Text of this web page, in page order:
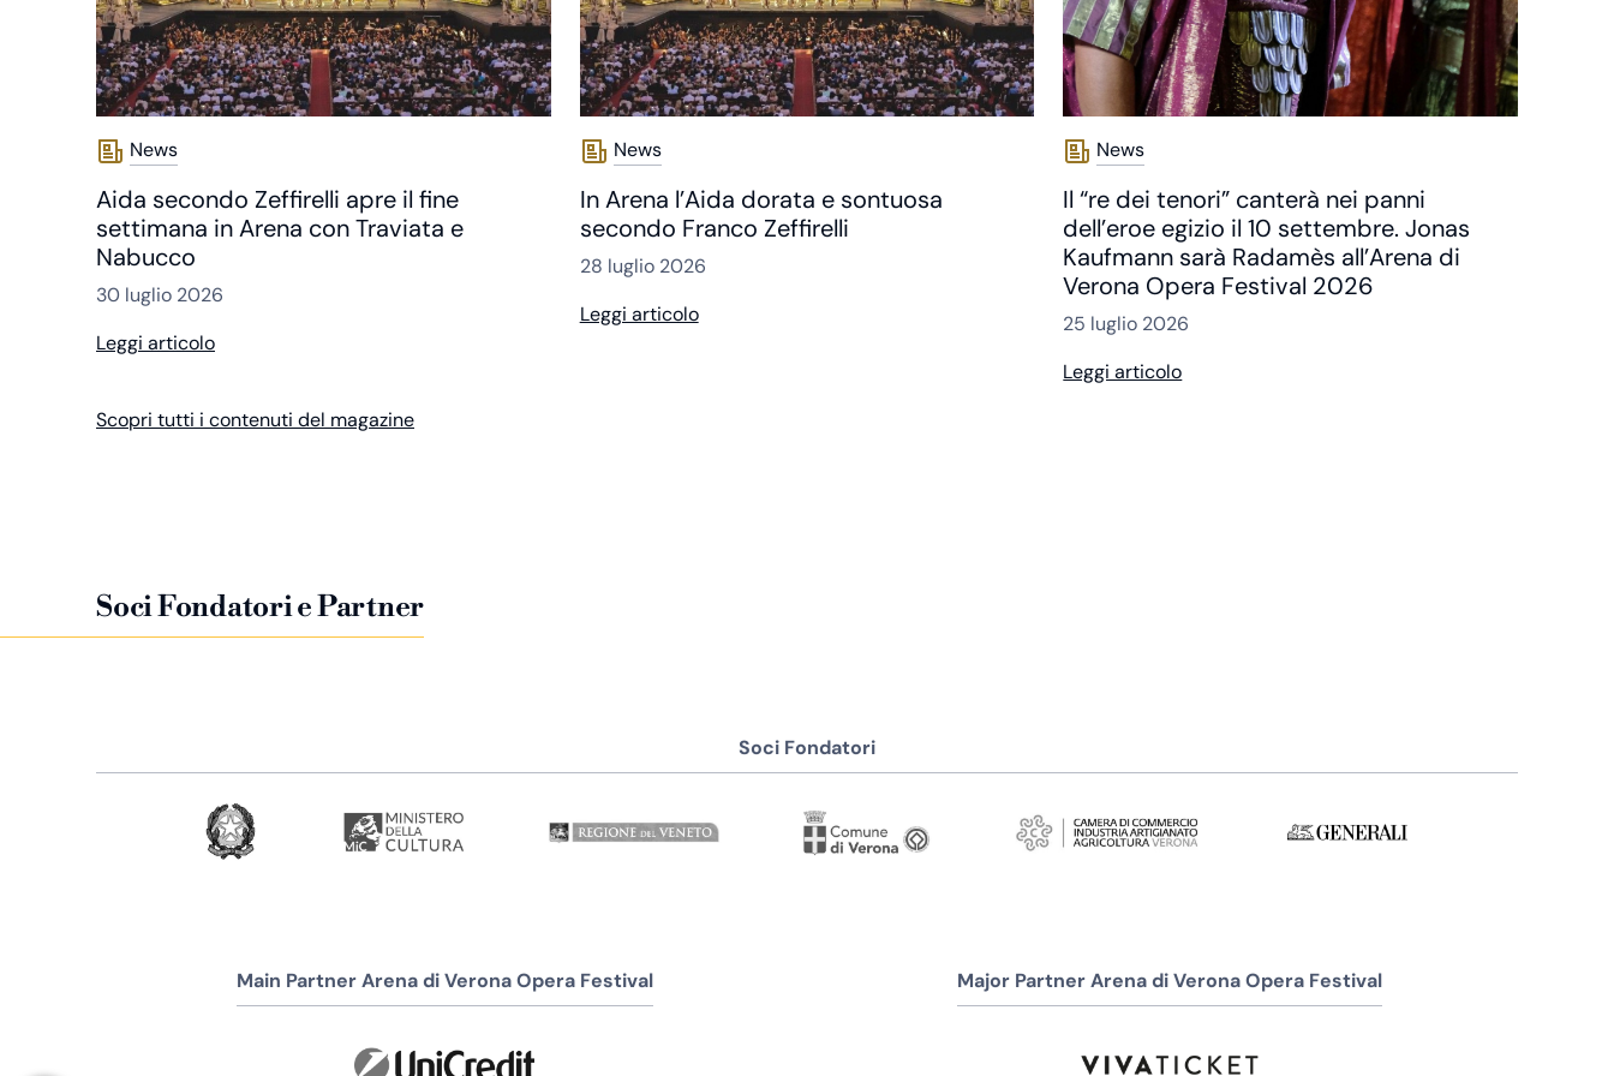
News
Aida secondo Zeffirelli apre il fine
settimana in Arena con Traviata e
Nabucco
30 luglio 2026
Leggi articolo
News
In Arena l’Aida dorata e sontuosa
secondo Franco Zeffirelli
28 luglio 2026
Leggi articolo
News
Il “re dei tenori” canterà nei panni
dell’eroe egizio il 10 settembre. Jonas
Kaufmann sarà Radamès all’Arena di
Verona Opera Festival 2026
25 luglio 2026
Leggi articolo
Scopri tutti i contenuti del magazine
Soci Fondatori e Partner
Soci Fondatori
Main Partner Arena di Verona Opera Festival Major Partner Arena di Verona Opera Festival